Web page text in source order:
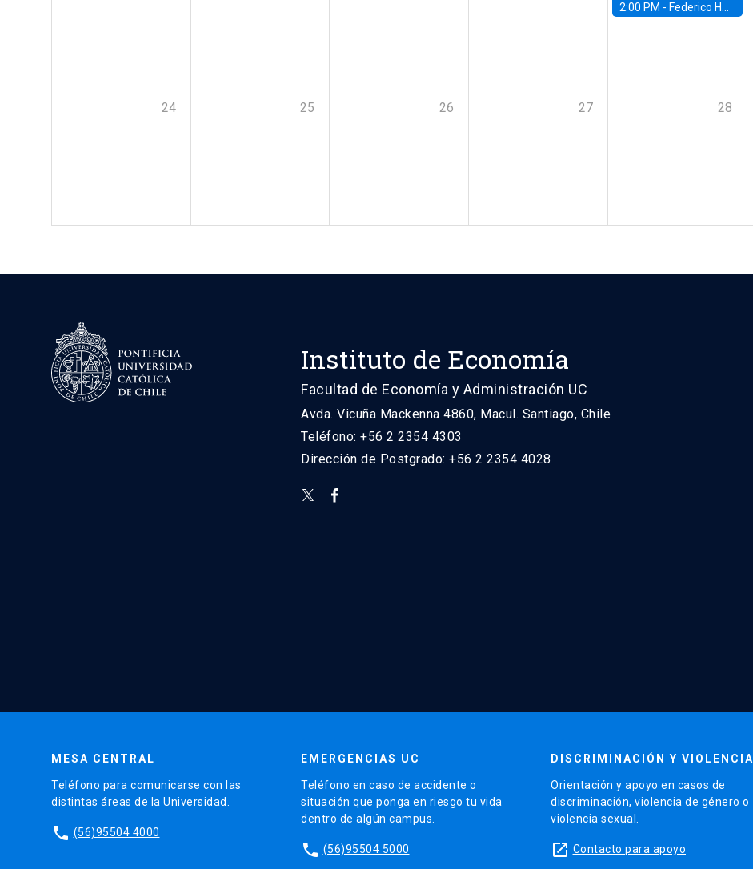
2:00 PM - Federico Huneeus - Banco Central de Chile
24 25 26 27 28
Instituto de Economía
Facultad de Economía y Administración UC
Avda. Vicuña Mackenna 4860, Macul. Santiago, Chile
Teléfono: +56 2 2354 4303
Dirección de Postgrado: +56 2 2354 4028
MESA CENTRAL
Teléfono para comunicarse con las
distintas áreas de la Universidad.
phone (56)95504 4000
EMERGENCIAS UC
Teléfono en caso de accidente o
situación que ponga en riesgo tu vida
dentro de algún campus.
phone (56)95504 5000
DISCRIMINACIÓN Y VIOLENCIA
Orientación y apoyo en casos de
discriminación, violencia de género o
violencia sexual.
launch Contacto para apoyo